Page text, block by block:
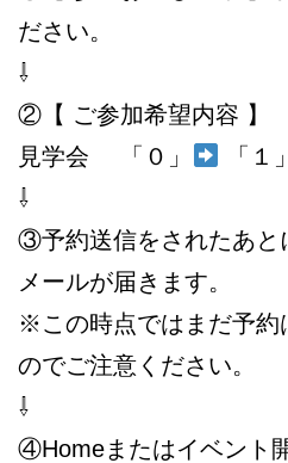
ださい。
⇩
②【 ご参加希望内容 】
見学会 「０」
「１
⇩
③予約送信をされたあと
メールが届きます。
※この時点ではまだ予約
のでご注意ください。
⇩
④Homeまたはイベント